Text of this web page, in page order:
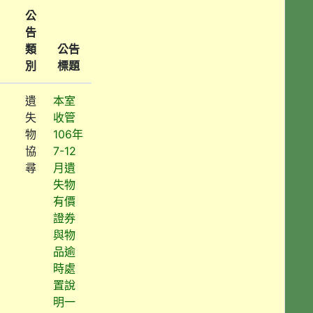
公
告
類
別
公告
標題
遺
失
物
協
尋
本室
收管
106年
7-12
月遺
失物
有價
證券
與物
品逾
時處
置說
明一